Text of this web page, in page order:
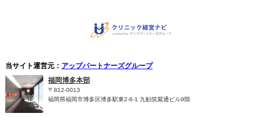
当サイト運営元： アップパートナーズグループ
福岡博多本部
〒812-0013
福岡県福岡市博多区博多駅東2-6-1 九勧筑紫通ビル9階